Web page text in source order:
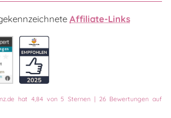
Affiliate-Links
hat 4,84von5 Sternen | 26Bewertungen auf